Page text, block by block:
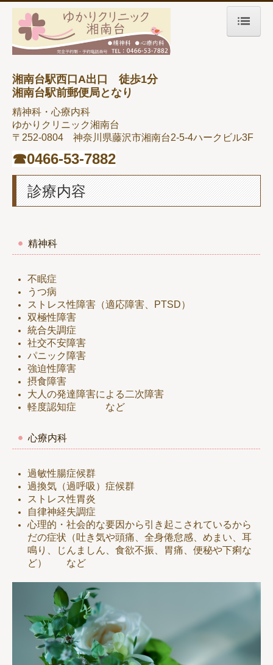
ホーム
ごあいさつ
心療内科・精神科
診療時間・交通案内
診療スケジュール
湘南台駅西口A出口 徒歩1分
湘南台駅前郵便局となり
精神科・心療内科
ゆかりクリニック湘南台
〒252-0804 神奈川県藤沢市湘南台2-5-4ハークビル3F
☎︎0466-53-7882
診療内容
精神科
不眠症
うつ病
ストレス性障害（適応障害、PTSD）
双極性障害
統合失調症
社交不安障害
パニック障害
強迫性障害
摂食障害
大人の発達障害による二次障害
軽度認知症 など
心療内科
過敏性腸症候群
過換気（過呼吸）症候群
ストレス性胃炎
自律神経失調症
心理的・社会的な要因から引き起こされているから
だの症状（吐き気や頭痛、全身倦怠感、めまい、耳
鳴り、じんましん、食欲不振、胃痛、便秘や下痢な
ど） など